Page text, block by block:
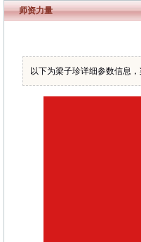
师资力量
以下为梁子珍详细参数信息